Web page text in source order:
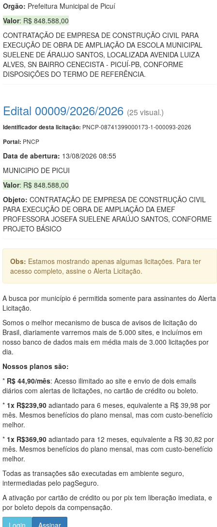
Orgão: Prefeitura Municipal de Picuí
Valor: R$ 848.588,00
CONTRATAÇÃO DE EMPRESA DE CONSTRUÇÃO CIVIL PARA
EXECUÇÃO DE OBRA DE AMPLIAÇÃO DA ESCOLA MUNICIPAL
SUELENE DE ÁRAUJO SANTOS, LOCALIZADA AVENIDA LUIZA
ALVES, SN BAIRRO CENECISTA - PICUÍ-PB, CONFORME
DISPOSIÇÕES DO TERMO DE REFERÊNCIA.
Edital 00009/2026/2026 (25 visual.)
Identificador desta licitação: PNCP-08741399000173-1-000093-2026
Portal: PNCP
Data de abertura: 13/08/2026 08:55
MUNICIPIO DE PICUI
Valor: R$ 848.588,00
Objeto: CONTRATAÇÃO DE EMPRESA DE CONSTRUÇÃO CIVIL
PARA EXECUÇÃO DE OBRA DE AMPLIAÇÃO DA EMEF
PROFESSORA JOSEFA SUELENE ARAÚJO SANTOS, CONFORME
PROJETO BÁSICO
Obs: Estamos mostrando apenas algumas licitações. Para ter
acesso completo, assine o Alerta Licitação.
A busca por município é permitida somente para assinantes do Alerta
Licitação.
Somos o melhor mecanismo de busca de avisos de licitação do
Brasil, diariamente varremos mais de 5.000 sites, e incluímos em
nosso banco de dados mais em média mais de 3.000 licitações por
dia.
Nossos planos são:
* R$ 44,90/mês: Acesso ilimitado ao site e envio de dois emails
diários com alertas de licitações, no cartão de crédito ou boleto.
* 1x R$239,90 adiantado para 6 meses, equivalente a R$ 39,98 por
mês. Mesmos benefícios do plano mensal, mas com custo-benefício
melhor.
* 1x R$369,90 adiantado para 12 meses, equivalente a R$ 30,82 por
mês. Mesmos benefícios do plano mensal, mas com custo-benefício
melhor.
Todas as transações são executadas em ambiente seguro,
intermediadas pelo pagSeguro.
A ativação por cartão de crédito ou por pix tem liberação imediata, e
por boleto depois da compensação.
Login
Assinar